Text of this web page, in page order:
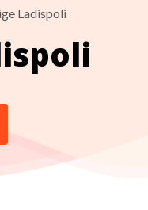
Ladispoli